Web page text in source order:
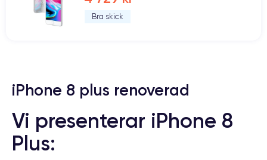
Bra skick
iPhone 8 plus renoverad
Vi presenterar iPhone 8
Plus: